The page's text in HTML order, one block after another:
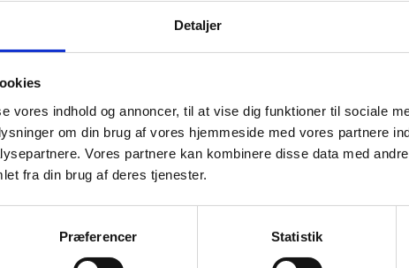
Detaljer
vores indhold og annoncer, til at vise dig funktioner til sociale
om din brug af vores hjemmeside med vores partnere
Vores partnere kan kombinere disse data med
fra din brug af deres tjenester.
Præferencer Statistik
opholdstilladelse - Flere links
stadfæstede i november 2018 Udlændingestyrelsens
sanktionsliste, hvorved han havde fået et indrejseforbund i to år.
– Religiøse forkyndere – Forlængelse
16.04.2015
Udlændingenævnet stadfæstede i april 2015 Udlændingestyrelsens afgørelse